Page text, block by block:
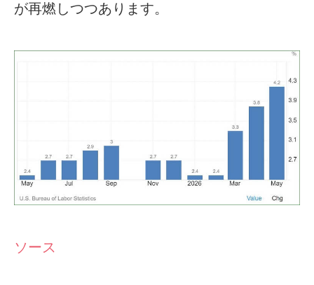
が再燃しつつあります。
ソース